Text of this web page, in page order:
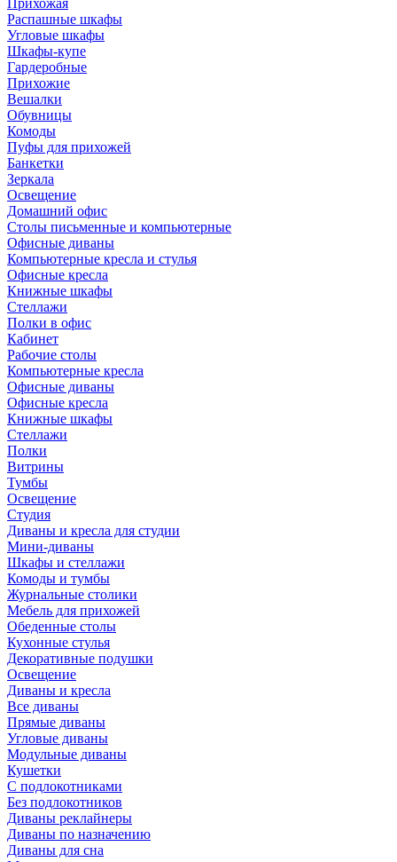
Прихожая
Распашные шкафы
Угловые шкафы
Шкафы-купе
Гардеробные
Прихожие
Вешалки
Обувницы
Комоды
Пуфы для прихожей
Банкетки
Зеркала
Освещение
Домашний офис
Столы письменные и компьютерные
Офисные диваны
Компьютерные кресла и стулья
Офисные кресла
Книжные шкафы
Стеллажи
Полки в офис
Кабинет
Рабочие столы
Компьютерные кресла
Офисные диваны
Офисные кресла
Книжные шкафы
Стеллажи
Полки
Витрины
Тумбы
Освещение
Студия
Диваны и кресла для студии
Мини-диваны
Шкафы и стеллажи
Комоды и тумбы
Журнальные столики
Мебель для прихожей
Обеденные столы
Кухонные стулья
Декоративные подушки
Освещение
Диваны и кресла
Все диваны
Прямые диваны
Угловые диваны
Модульные диваны
Кушетки
С подлокотниками
Без подлокотников
Диваны реклайнеры
Диваны по назначению
Диваны для сна